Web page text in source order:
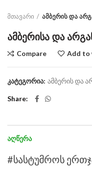
მთავარი ამბერის და
ამბერისა და
Compare Add to
კატეგორია: ამბერის და
Share
ᲐᲦᲬᲔᲠᲐ
#სასტუმროს